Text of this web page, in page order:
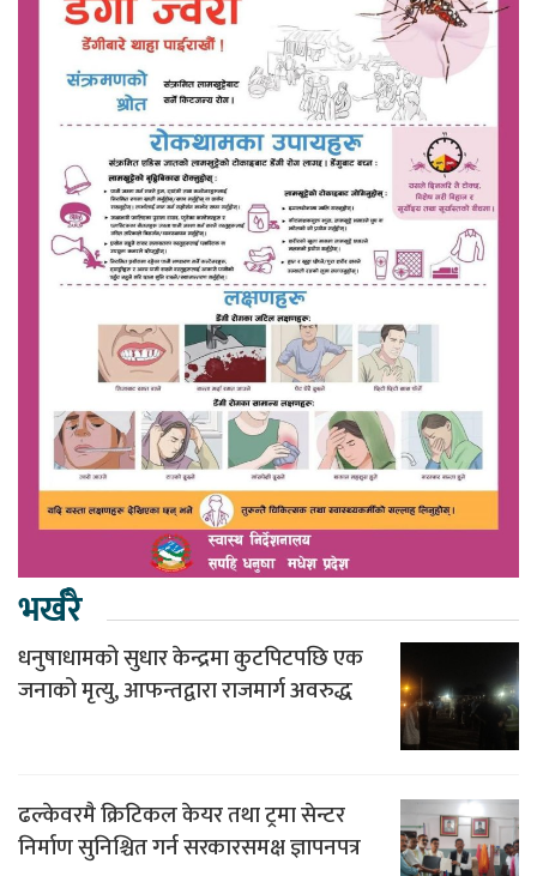
भर्खरै
धनुषाधामको सुधार केन्द्रमा कुटपिटपछि एक
जनाको मृत्यु, आफन्तद्वारा राजमार्ग अवरुद्ध
ढल्केवरमै क्रिटिकल केयर तथा ट्रमा सेन्टर
निर्माण सुनिश्चित गर्न सरकारसमक्ष ज्ञापनपत्र